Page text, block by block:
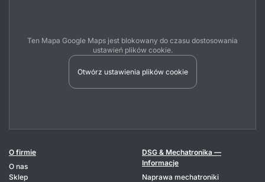
Ten Mapa Google Maps jest blokowany do czasu dostosowania
ustawień plików cookie.
Otwórz ustawienia plików cookie
O firmie
O nas
Sklep
DSG & Mechatronika —
Informacje
Naprawa mechatroniki